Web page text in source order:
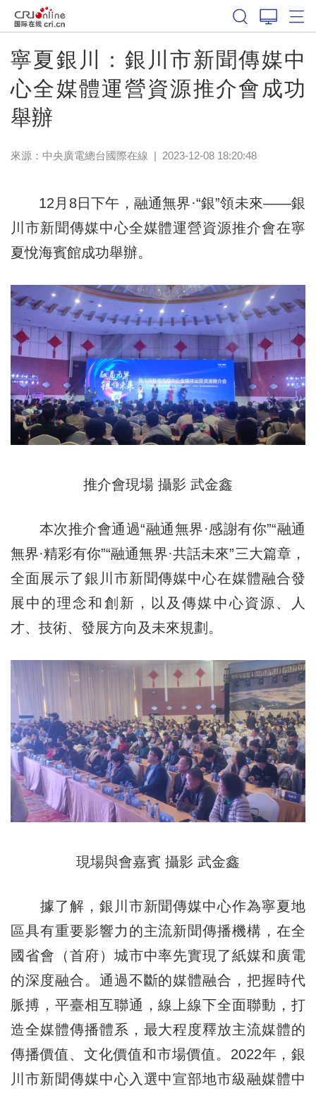
寧夏銀川：銀川市新聞傳媒中
心全媒體運營資源推介會成功
舉辦
來源：中央廣電總台國際在線 | 2023-12-08 18:20:48
12月8日下午，融通無界·“銀”領未來——銀
川市新聞傳媒中心全媒體運營資源推介會在寧
夏悅海賓館成功舉辦。
推介會現場 攝影 武金鑫
本次推介會通過“融通無界·感謝有你”“融通
無界·精彩有你”“融通無界·共話未來”三大篇章，
全面展示了銀川市新聞傳媒中心在媒體融合發
展中的理念和創新，以及傳媒中心資源、人
才、技術、發展方向及未來規劃。
現場與會嘉賓 攝影 武金鑫
據了解，銀川市新聞傳媒中心作為寧夏地
區具有重要影響力的主流新聞傳播機構，在全
國省會（首府）城市中率先實現了紙媒和廣電
的深度融合。通過不斷的媒體融合，把握時代
脈搏，平臺相互聯通，線上線下全面聯動，打
造全媒體傳播體系，最大程度釋放主流媒體的
傳播價值、文化價值和市場價值。2022年，銀
川市新聞傳媒中心入選中宣部地市級融媒體中